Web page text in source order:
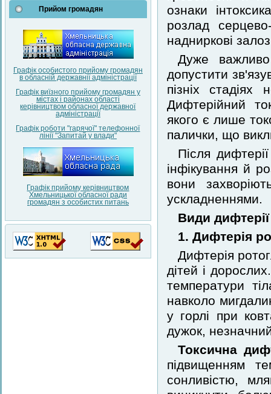
Прийом громадян
Графік особистого прийому громадян
в обласній державнії адміністрації
Графік виїзного прийому громадян у
містах і районах області
керівництвом обласної державної
адміністрації
Графік роботи "гарячої" телефонної
лінії "Запитай у влади"
Графік прийому керівництвом
Хмельницької обласної ради
громадян з особистих питань
ознаки
розлад
надниркові
Дуже
допустити
пізніх
Дифтерійний
якого є лише
палички, що
Після
інфікування й
вони
ускладненнями.
Види дифтерії
1. Дифтерія
Дифтерія
дітей і
температури
навколо
у горлі при
дужок,
Токсична
підвищенням
сонливістю,